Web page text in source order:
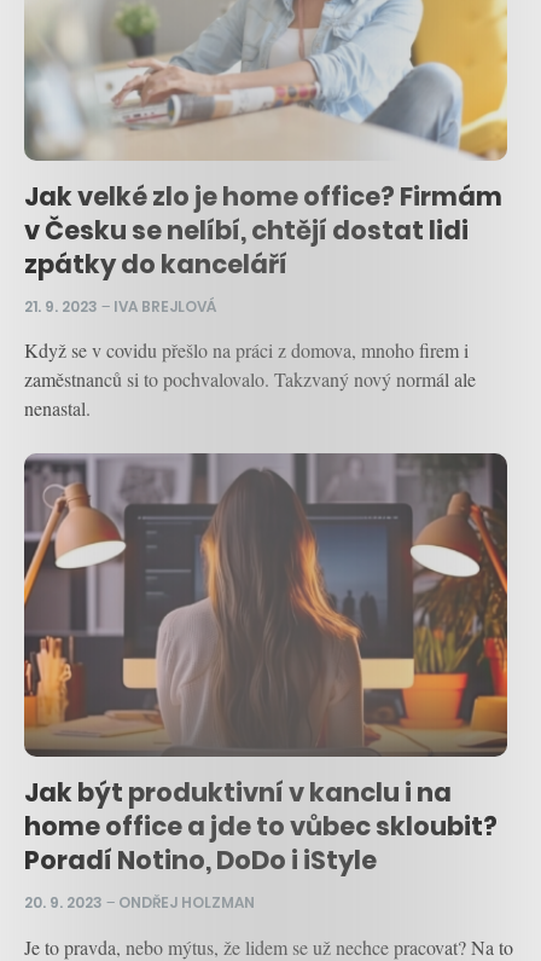
Jak velké zlo je home office? Firmám
v Česku se nelíbí, chtějí dostat lidi
zpátky do kanceláří
21. 9. 2023 – IVA BREJLOVÁ
Když se v covidu přešlo na práci z domova, mnoho firem i
zaměstnanců si to pochvalovalo. Takzvaný nový normál ale
nenastal.
Jak být produktivní v kanclu i na
home office a jde to vůbec skloubit?
Poradí Notino, DoDo i iStyle
20. 9. 2023 – ONDŘEJ HOLZMAN
Je to pravda, nebo mýtus, že lidem se už nechce pracovat? Na to